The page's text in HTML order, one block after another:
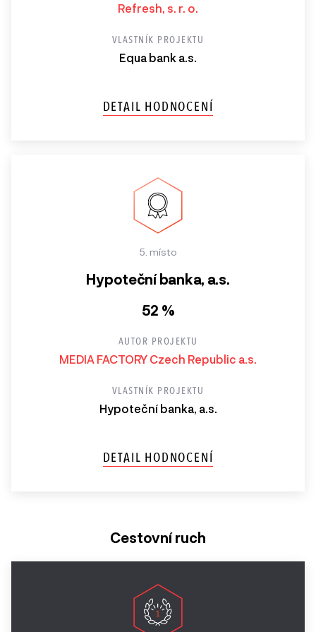
Refresh, s. r. o.
VLASTNÍK PROJEKTU
Equa bank a.s.
DETAIL HODNOCENÍ
5. místo
Hypoteční banka, a.s.
52 %
AUTOR PROJEKTU
MEDIA FACTORY Czech Republic a.s.
VLASTNÍK PROJEKTU
Hypoteční banka, a.s.
DETAIL HODNOCENÍ
Cestovní ruch